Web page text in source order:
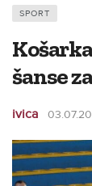
SPORT
šanse
ivica